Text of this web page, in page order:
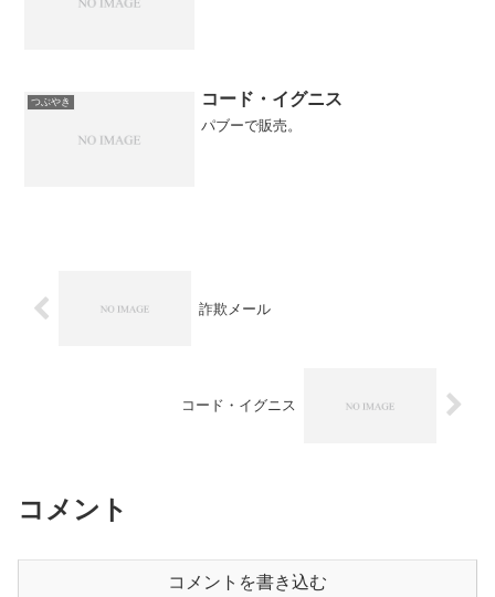
つぶやき コード・イグニス
パブーで販売。
詐欺メール
コード・イグニス
コメント
コメントを書き込む